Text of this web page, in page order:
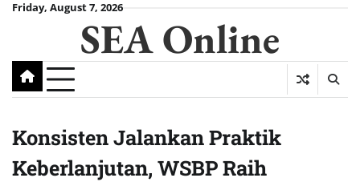
SkipFriday, August 7, 2026
SEA Online
Konsisten Jalankan Praktik
Keberlanjutan, WSBP Raih